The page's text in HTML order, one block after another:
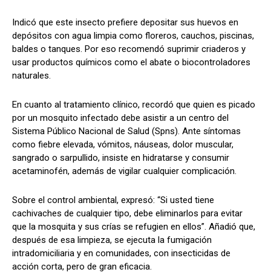
Indicó que este insecto prefiere depositar sus huevos en
depósitos con agua limpia como floreros, cauchos, piscinas,
baldes o tanques. Por eso recomendó suprimir criaderos y
usar productos químicos como el abate o biocontroladores
naturales.
En cuanto al tratamiento clínico, recordó que quien es picado
por un mosquito infectado debe asistir a un centro del
Sistema Público Nacional de Salud (Spns). Ante síntomas
como fiebre elevada, vómitos, náuseas, dolor muscular,
sangrado o sarpullido, insiste en hidratarse y consumir
acetaminofén, además de vigilar cualquier complicación.
Sobre el control ambiental, expresó: “Si usted tiene
cachivaches de cualquier tipo, debe eliminarlos para evitar
que la mosquita y sus crías se refugien en ellos”. Añadió que,
después de esa limpieza, se ejecuta la fumigación
intradomiciliaria y en comunidades, con insecticidas de
acción corta, pero de gran eficacia.